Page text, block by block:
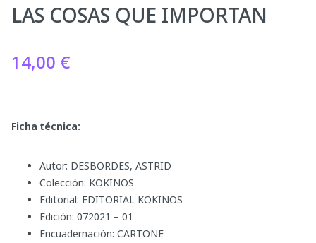
LAS COSAS QUE IMPORTAN
14,00 €
Ficha técnica:
Autor: DESBORDES, ASTRID
Colección: KOKINOS
Editorial: EDITORIAL KOKINOS
Edición: 072021 – 01
Encuadernación: CARTONE